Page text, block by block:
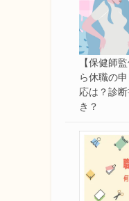
【保健師
ら休職の
応は？診
き？